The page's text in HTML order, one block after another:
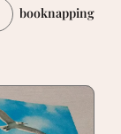
booknapping